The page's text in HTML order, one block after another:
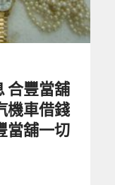
合豐當舖
機車借錢
當舖一切